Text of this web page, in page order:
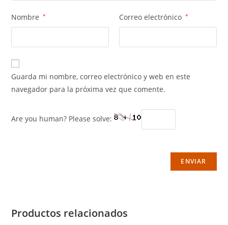
Nombre * Correo electrónico *
Guarda mi nombre, correo electrónico y web en este
navegador para la próxima vez que comente.
Are you human? Please solve:
Productos relacionados